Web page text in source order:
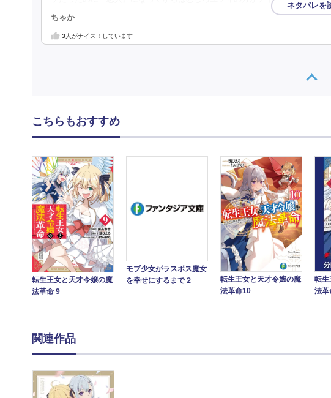
ちゃか
3人がナイス！しています
こちらもおすすめ
転生王女と天才令嬢の魔
法革命 9
モブ少女がラスボス魔女
を幸せにするまで２
転生王女と天才令嬢の魔
法革命10
転生
法革
関連作品